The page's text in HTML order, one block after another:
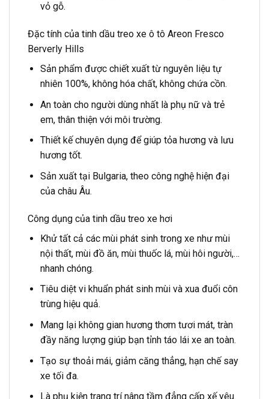
vỏ gỗ.
Đặc tính của tinh dầu treo xe ô tô Areon Fresco
Berverly Hills
Sản phẩm được chiết xuất từ nguyên liệu tự
nhiên 100%, không hóa chất, không chứa cồn.
An toàn cho người dùng nhất là phụ nữ và trẻ
em, thân thiện với môi trường.
Thiết kế chuyên dụng để giúp tỏa hương và lưu
hương tốt.
Sản xuất tại Bulgaria, theo công nghệ hiện đại
của châu Âu.
Công dụng của tinh dầu treo xe hơi
Khử tất cả các mùi phát sinh trong xe như mùi
nội thất, mùi đồ ăn, mùi thuốc lá, mùi hôi người,…
nhanh chóng.
Tiêu diệt vi khuẩn phát sinh mùi và xua đuổi côn
trùng hiệu quả.
Mang lại không gian hương thơm tươi mát, tràn
đầy năng lượng giúp bạn tỉnh táo lái xe an toàn.
Tạo sự thoải mái, giảm căng thẳng, hạn chế say
xe tối đa.
Là phụ kiện trang trí nâng tầm đẳng cấp xế yêu.